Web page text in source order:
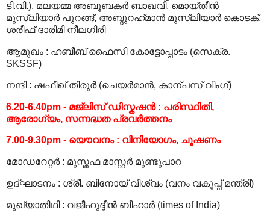
ടി.വി.), മലയമ്മ അബൂബകര്‍ ബാഖവി, മൊയ്തീന്‍
മുസ്‍ലിയാര്‍ പുറങ്ങ്, അബ്ദുറഹ്‍മാന്‍ മുസ്‍ലിയാര്‍ കൊടക്,
ശരീഫ് ദാരിമി നീലഗിരി
ആമുഖം : ഹബീബ് ഫൈസി കോട്ടോപ്പാടം (സെക്ര.
SKSSF)
നന്ദി : ഷഫീഖ് തിരൂര്‍ (ചെയര്‍മാന്‍, കാന്പസ് വിംഗ്)
6.20-6.40pm - മജ്‍ലിസ് ഡിസ്കഷന്‍ : പരിസ്ഥിതി,
ആരോഗ്യം, സന്നദ്ധത പ്രവര്‍ത്തനം
7.00-9.30pm - യൌവനം : വിനിയോഗം, ചൂഷണം
മോഡറേറ്റര്‍ : മുസ്തഫ മാസ്റ്റര്‍ മുണ്ടുപാറ
ഉദ്ഘാടനം : ശ്രീ. ബിനോയ് വിശ്വം (വനം വകുപ്പ് മന്ത്രി)
മുഖ്യാതിഥി : വജീഹുദ്ദീന്‍ ബീഹാര്‍ (times of India)